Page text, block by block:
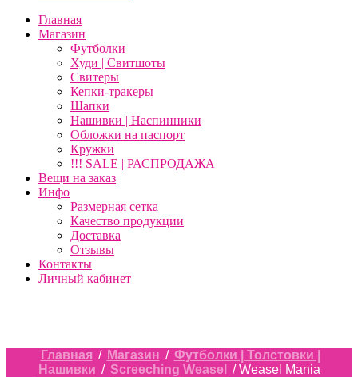
Главная
Магазин
Футболки
Худи | Свитшоты
Свитеры
Кепки-тракеры
Шапки
Нашивки | Наспинники
Обложки на паспорт
Кружки
!!! SALE | РАСПРОДАЖА
Вещи на заказ
Инфо
Размерная сетка
Качество продукции
Доставка
Отзывы
Контакты
Личный кабинет
Главная / Магазин / Футболки | Толстовки |
Нашивки / Screeching Weasel / Weasel Mania